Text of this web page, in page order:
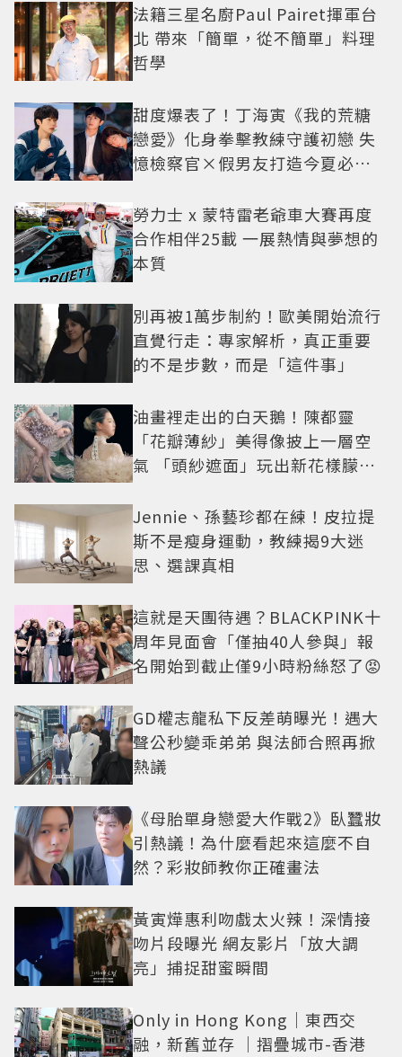
法籍三星名廚Paul Pairet揮軍台
北 帶來「簡單，從不簡單」料理
哲學
甜度爆表了！丁海寅《我的荒糖
戀愛》化身拳擊教練守護初戀 失
憶檢察官×假男友打造今夏必看
勞力士 x 蒙特雷老爺車大賽再度
合作相伴25載 一展熱情與夢想的
本質
別再被1萬步制約！歐美開始流行
直覺行走：專家解析，真正重要
的不是步數，而是「這件事」
油畫裡走出的白天鵝！陳都靈
「花瓣薄紗」美得像披上一層空
氣 「頭紗遮面」玩出新花樣朦朧
Jennie、孫藝珍都在練！皮拉提
斯不是瘦身運動，教練揭9大迷
思、選課真相
這就是天團待遇？BLACKPINK十
周年見面會「僅抽40人參與」報
名開始到截止僅9小時粉絲怒了😡
GD權志龍私下反差萌曝光！遇大
聲公秒變乖弟弟 與法師合照再掀
熱議
《母胎單身戀愛大作戰2》臥蠶妝
引熱議！為什麼看起來這麼不自
然？彩妝師教你正確畫法
黃寅燁惠利吻戲太火辣！深情接
吻片段曝光 網友影片「放大調
亮」捕捉甜蜜瞬間
Only in Hong Kong｜東西交
融，新舊並存 ｜摺疊城市-香港